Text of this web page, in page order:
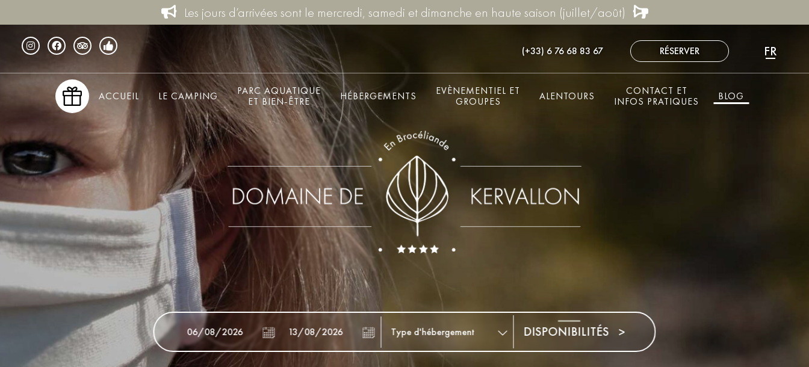
Les jours d’arrivées sont le mercredi, samedi et dimanche en haute saison (juillet/août)
(+33) 6 76 68 83 67 RÉSERVER FR
ACCUEIL LE CAMPING
PARC AQUATIQUE
ET BIEN-ÊTRE
HÉBERGEMENTS
EVÈNEMENTIEL ET
GROUPES
ALENTOURS
CONTACT ET
INFOS PRATIQUES
BLOG
>